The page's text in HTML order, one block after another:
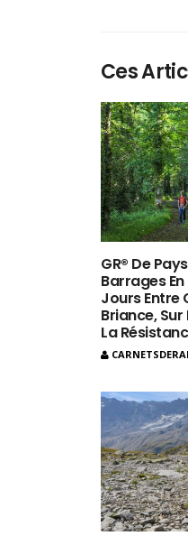
Ces
GR® De
Barrages
Jours Entre
Briance,
La